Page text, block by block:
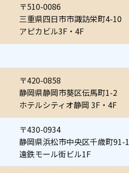
〒510-0086
三重県四日市市諏訪栄町4-10
アピカビル3F・4F
〒420-0858
静岡県静岡市葵区伝馬町1-2
ホテルシティオ静岡 3F・4F
〒430-0934
静岡県浜松市中央区千歳町91-1
遠鉄モール街ビル1F